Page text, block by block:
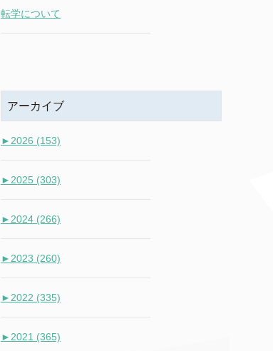
転学について
アーカイブ
► 2026 (153)
► 2025 (303)
► 2024 (266)
► 2023 (260)
► 2022 (335)
► 2021 (365)